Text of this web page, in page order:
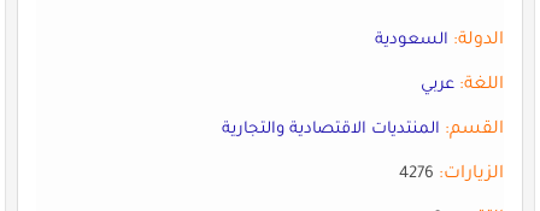
الدولة: السعودية
اللغة: عربي
القسم: المنتديات الاقتصادية والتجارية
الزيارات:4276